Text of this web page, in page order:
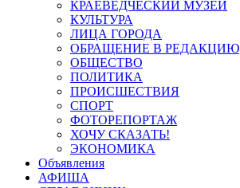
КРАЕВЕДЧЕСКИЙ МУЗЕЙ
КУЛЬТУРА
ЛИЦА ГОРОДА
ОБРАЩЕНИЕ В РЕДАКЦИЮ
ОБЩЕСТВО
ПОЛИТИКА
ПРОИСШЕСТВИЯ
СПОРТ
ФОТОРЕПОРТАЖ
ХОЧУ СКАЗАТЬ!
ЭКОНОМИКА
Объявления
АФИША